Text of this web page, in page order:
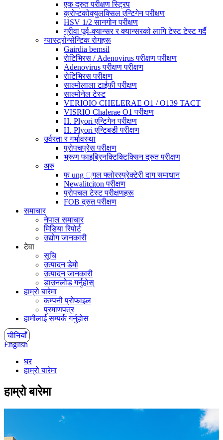
एक द्रुत परीक्षण स्ट्रिप
क्रोप्टकोक्युलक्सिल एन्टिगेन परीक्षण
HSV 1/2 सानगोन परीक्षण
ग्रीवा पूर्व-क्यान्सर र क्यान्सरको लागि टेस्ट टेस्ट गर्दै
ग्यास्ट्रोन्सेन्टिक रोगहरू
Gairdia bemsil
रोटिभिरस / Adenovirus परीक्षण परीक्षण
Adenovirus परीक्षण परीक्षण
रोटिभिरस परीक्षण
साल्मोलाला टाईफी परीक्षण
साल्मोनेल टेस्ट
VERIOIO CHELERAE O1 / O139 TACT
VISRIO Chalerae O1 परीक्षण
H. Plyori एन्टिगेन परीक्षण
H. Plyori एन्टिबडी परीक्षण
उर्वरता र गर्भावस्था
प्रोपचप्रेस परीक्षण
भ्रूण फाइब्रिनक्टिक्टिक्सिन द्रुत परीक्षण
अरु
फ ung ्गल फ्लोरस्प्रेक्टेरी दाग ​​समाधान
Newalitciton परीक्षण
प्रोपचल टेस्ट परीक्षणहरू
FOB द्रुत परीक्षण
समाचार
नेपाल समाचार
मिडिया रिपोर्ट
उद्योग जानकारी
टेवा
सूचि
उत्पादन डेमो
उत्पादन जानकारी
डाउनलोड गर्नुहोस्
हाम्रो बारेमा
कम्पनी प्रोफाइल
प्रमाणपत्र
हामीलाई सम्पर्क गर्नुहोस
चीनियाँ
English
घर
हाम्रो बारेमा
हाम्रो बारेमा